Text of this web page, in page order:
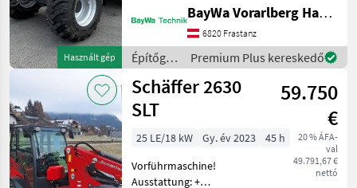
Használt gép
Betriebsanleitung
zusätzlich ausgerüstet mit:
+ Bereifung 500/60-22.5 AS
8-Loch, ET -50
BayWa Vorarlberg HandelsGmbH BayWa Technik
6820 Frastanz
Építőgépek
/
Schäffer
Premium Plus kereskedő
Schäffer 2630
SLT
59.750
€
20 % ÁFA-
val
49.791,67 €
nettó
25 LE/18 kW Gy. év 2023
45 h
Vorführmaschine!
Ausstattung: +